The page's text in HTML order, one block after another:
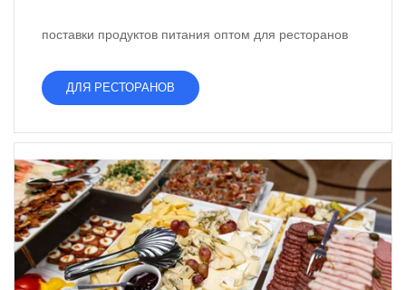
поставки продуктов питания оптом для ресторанов
ДЛЯ РЕСТОРАНОВ